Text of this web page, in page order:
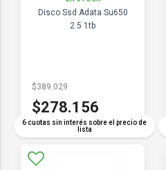
Disco Ssd Adata Su650
2.5 1tb
6 cuotas sin interés sobre el precio de
lista
$389.029
$278.156